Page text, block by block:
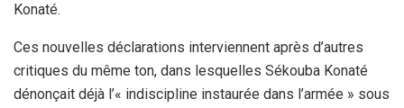
Konaté.
Ces nouvelles déclarations interviennent après d’autres
critiques du même ton, dans lesquelles Sékouba Konaté
dénonçait déjà l’« indiscipline instaurée dans l’armée » sous